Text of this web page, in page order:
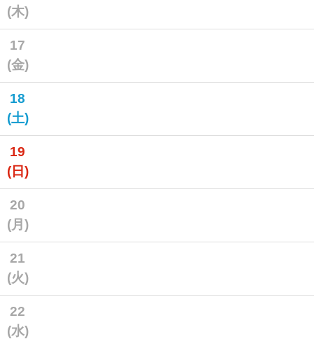
(木)
17
(金)
18
(土)
19
(日)
20
(月)
21
(火)
22
(水)